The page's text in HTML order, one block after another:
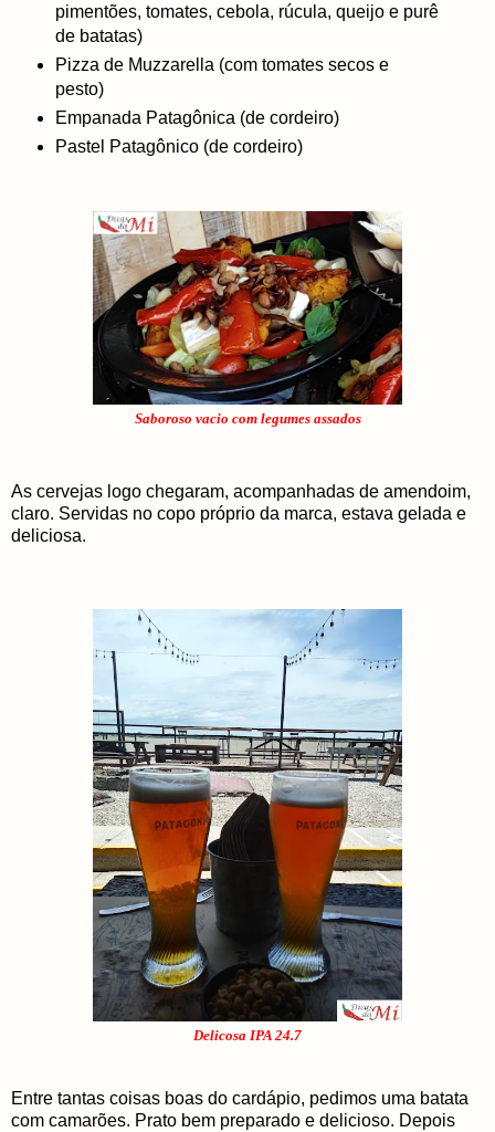
pimentões, tomates, cebola, rúcula, queijo e purê
de batatas)
Pizza de Muzzarella (com tomates secos e
pesto)
Empanada Patagônica (de cordeiro)
Pastel Patagônico (de cordeiro)
Saboroso vacio com legumes assados
As cervejas logo chegaram, acompanhadas de amendoim,
claro. Servidas no copo próprio da marca, estava gelada e
deliciosa.
Delicosa IPA 24.7
Entre tantas coisas boas do cardápio, pedimos uma batata
com camarões. Prato bem preparado e delicioso. Depois